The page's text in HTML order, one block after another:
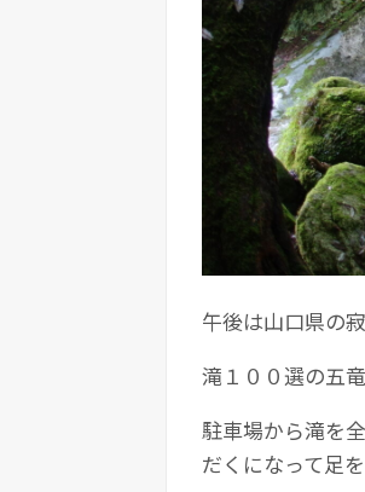
午後は山口県の
滝１００選の五
駐車場から滝を
だくになって足